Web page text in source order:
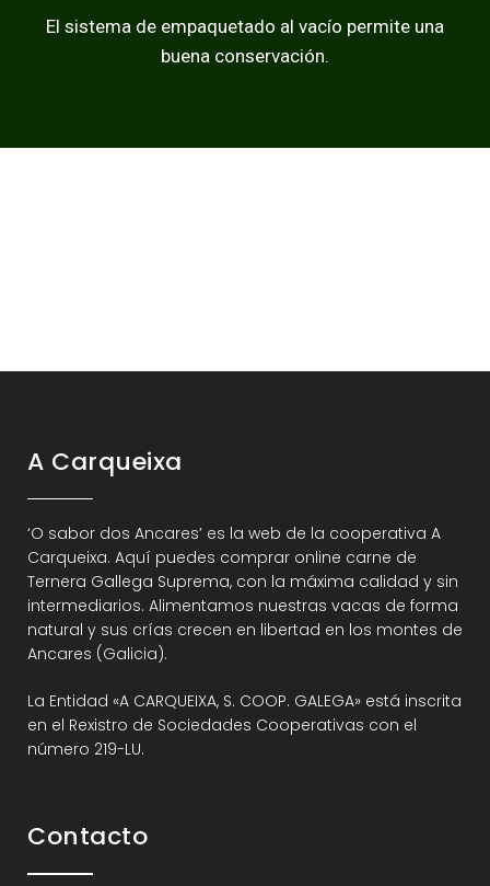
El sistema de empaquetado al vacío permite una
buena conservación.
A Carqueixa
‘O sabor dos Ancares’ es la web de la cooperativa A
Carqueixa. Aquí puedes comprar online carne de
Ternera Gallega Suprema, con la máxima calidad y sin
intermediarios. Alimentamos nuestras vacas de forma
natural y sus crías crecen en libertad en los montes de
Ancares (Galicia).
La Entidad «A CARQUEIXA, S. COOP. GALEGA» está inscrita
en el Rexistro de Sociedades Cooperativas con el
número 219-LU.
Contacto